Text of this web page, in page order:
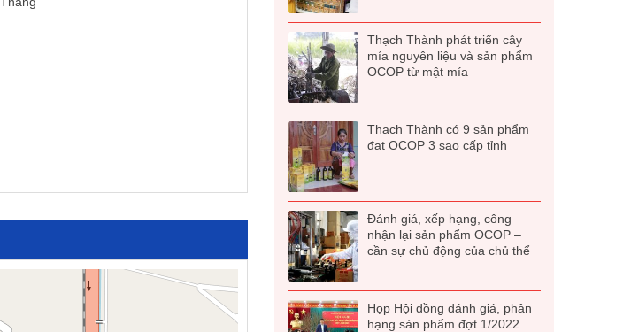
Thạch Thành phát triển cây
mía nguyên liệu và sản phẩm
OCOP từ mật mía
Thạch Thành có 9 sản phẩm
đạt OCOP 3 sao cấp tỉnh
Đánh giá, xếp hạng, công
nhận lại sản phẩm OCOP –
cần sự chủ động của chủ thể
Họp Hội đồng đánh giá, phân
hạng sản phẩm đợt 1/2022